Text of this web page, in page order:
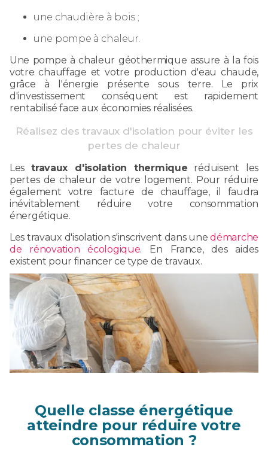
une chaudière à bois ;
une pompe à chaleur.
Une pompe à chaleur géothermique assure à la fois
votre chauffage et votre production d'eau chaude,
grâce à l'énergie présente sous terre. Le prix
d'investissement conséquent est rapidement
rentabilisé face aux économies réalisées.
Réalisez des travaux d'isolation pour éviter les
pertes de chaleur
Lestravaux d'isolation thermique réduisent les
pertes de chaleur de votre logement. Pour réduire
également votre facture de chauffage, il faudra
inévitablement réduire votre consommation
énergétique.
Les travaux d'isolation s'inscrivent dans unedémarche
de rénovation écologique. En France, des aides
existent pour financer ce type de travaux.
Quelle classe énergétique
atteindre pour réduire votre
consommation ?